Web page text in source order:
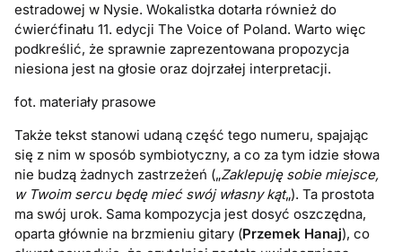
estradowej w Nysie. Wokalistka dotarła również do
ćwierćfinału 11. edycji The Voice of Poland. Warto więc
podkreślić, że sprawnie zaprezentowana propozycja
niesiona jest na głosie oraz dojrzałej interpretacji.
fot. materiały prasowe
Także tekst stanowi udaną część tego numeru, spajając
się z nim w sposób symbiotyczny, a co za tym idzie słowa
nie budzą żadnych zastrzeżeń („Zaklepuję sobie miejsce,
w Twoim sercu będę mieć swój własny kąt„). Ta prostota
ma swój urok. Sama kompozycja jest dosyć oszczędna,
oparta głównie na brzmieniu gitary (Przemek Hanaj), co